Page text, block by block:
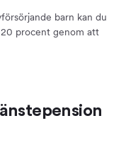
barn kan du
procent genom att